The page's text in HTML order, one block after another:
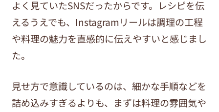
よく見ていたSNSだったからです。レシピを伝
えるうえでも、Instagramリールは調理の工程
や料理の魅力を直感的に伝えやすいと感じまし
た。
見せ方で意識しているのは、細かな手順などを
詰め込みすぎるよりも、まずは料理の雰囲気や